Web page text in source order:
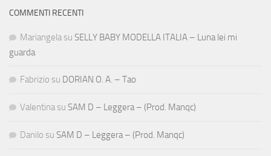
COMMENTI RECENTI
Mariangela su SELLY BABY MODELLA ITALIA – Luna lei mi
guarda
Fabrizio su DORIAN O. A. – Tao
Valentina su SAM D – Leggera – (Prod. Manqc)
Danilo su SAM D – Leggera – (Prod. Manqc)